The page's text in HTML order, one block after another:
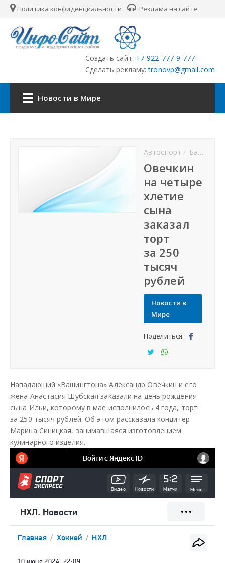
Политика конфиденциальности Реклама на сайте
Создать сайт: +7-922-777-9-777
Сделать рекламу: tronovp@gmail.com
Новости в Мире
Городские сайты
Партнёры
Автоспорт Баскетбол
Овечкин
на четыре
хлетие
сына
заказал
торт
за 250
тысяч
рублей
Новости в
Мире
Поделиться:
я
тьс
я
тьс
я
Нападающий «Вашингтона» Александр Овечкин и его
жена Анастасия Шубская заказали на день рождения
сына Ильи, которому в мае исполнилось 4 года, торт
за 250 тысяч рублей. Об этом рассказала кондитер
Марина Синицкая, занимавшаяся изготовлением
кулинарного изделия.